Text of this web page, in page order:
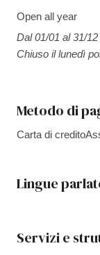
Open all year
Dal 01/01 al 31/
Chiuso il lunedì
Metodo di
Carta di credito
Lingue
Servizi e